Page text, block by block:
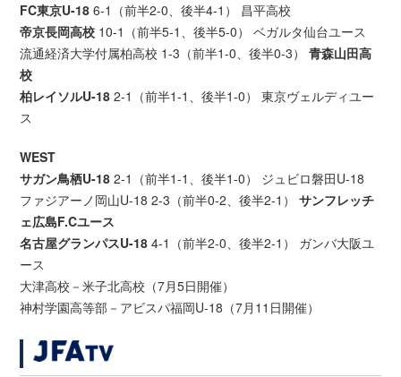
FC東京U-18 6-1（前半2-0、後半4-1） 昌平高校
帝京長岡高校 10-1（前半5-1、後半5-0） ベガルタ仙台ユース
流通経済大学付属柏高校 1-3（前半1-0、後半0-3）青森山田高
校
柏レイソルU-18 2-1（前半1-1、後半1-0） 東京ヴェルディユー
ス
WEST
サガン鳥栖U-18 2-1（前半1-1、後半1-0） ジュビロ磐田U-18
ファジアーノ岡山U-18 2-3（前半0-2、後半2-1）サンフレッチ
ェ広島F.Cユース
名古屋グランパスU-18 4-1（前半2-0、後半2-1） ガンバ大阪ユ
ース
大津高校－米子北高校（7月5日開催）
神村学園高等部－アビスパ福岡U-18（7月11日開催）